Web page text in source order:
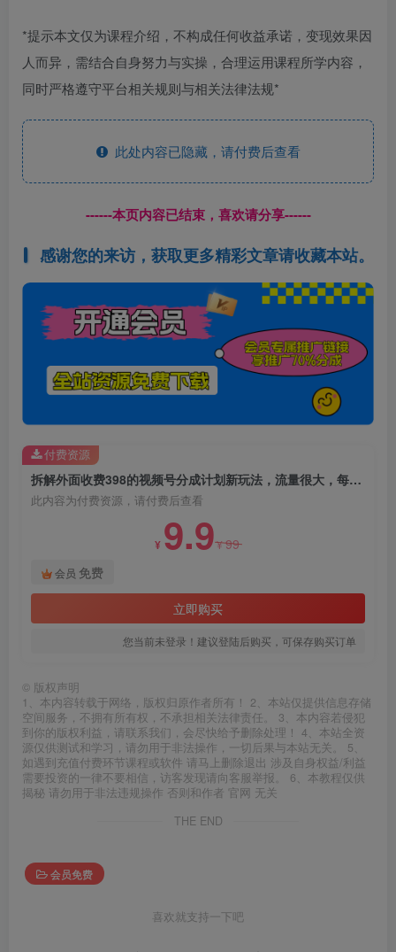
*提示本文仅为课程介绍，不构成任何收益承诺，变现效果因
人而异，需结合自身努力与实操，合理运用课程所学内容，
同时严格遵守平台相关规则与相关法律法规*
此处内容已隐藏，请付费后查看
------本页内容已结束，喜欢请分享------
感谢您的来访，获取更多精彩文章请收藏本站。
拆解外面收费398的视频号分成计划新玩法，流量很大，每天2张左右收益
此内容为付费资源，请付费后查看
¥ 9.9¥99
会员 免费
立即购买
您当前未登录！建议登陆后购买，可保存购买订单
付费资源
© 版权声明
1、本内容转载于网络，版权归原作者所有！ 2、本站仅提供信息存储
空间服务，不拥有所有权，不承担相关法律责任。 3、本内容若侵犯
到你的版权利益，请联系我们，会尽快给予删除处理！ 4、本站全资
源仅供测试和学习，请勿用于非法操作，一切后果与本站无关。 5、
如遇到充值付费环节课程或软件 请马上删除退出 涉及自身权益/利益
需要投资的一律不要相信，访客发现请向客服举报。 6、本教程仅供
揭秘 请勿用于非法违规操作 否则和作者 官网 无关
THE END
会员免费
喜欢就支持一下吧